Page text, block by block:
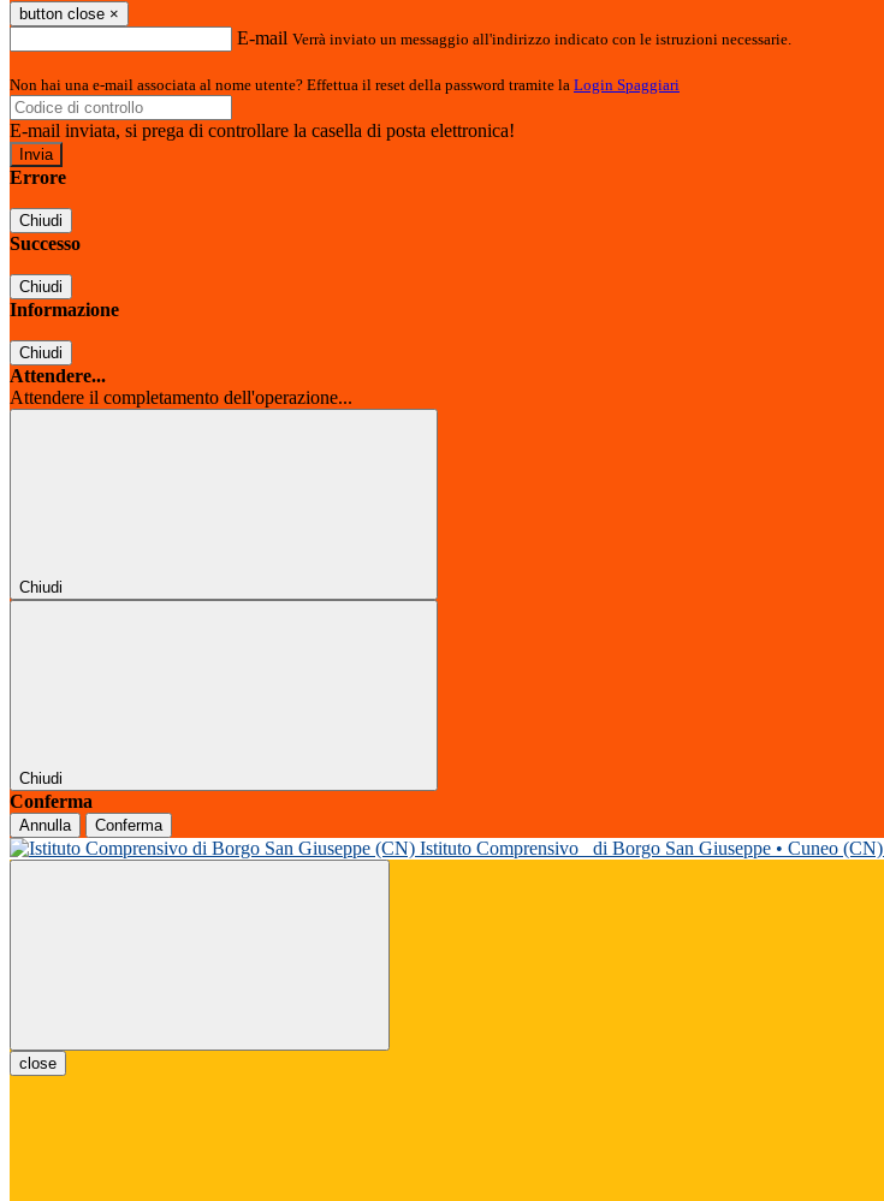
button close ×
E-mail Verrà inviato un messaggio all'indirizzo indicato con le istruzioni necessarie.
Non hai una e-mail associata al nome utente? Effettua il reset della password tramite la Login Spaggiari
E-mail inviata, si prega di controllare la casella di posta elettronica!
Errore
Chiudi
Successo
Chiudi
Informazione
Chiudi
Attendere...
Attendere il completamento dell'operazione...
Chiudi
Chiudi
Conferma
Annulla Conferma
Istituto Comprensivo di Borgo San Giuseppe • Cuneo (CN)
close